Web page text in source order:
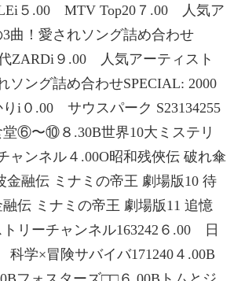
５.00 MTV Top20７.00 人気ア
曲！愛されソング詰め合わせ
ZARDi９.00 人気アーティスト
ソング詰め合わせSPECIAL: 2000
i０.00 サウスパーク S23134255
堂⑥〜⑩８.30B世界10大ミステリ
ャンネル４.00O昭和残俠伝 破れ傘
金融伝 ミナミの帝王 劇場版10 待
伝 ミナミの帝王 劇場版11 追憶
リーチャンネル163242６.00 日
学×冒険サバイバ171240４.00B